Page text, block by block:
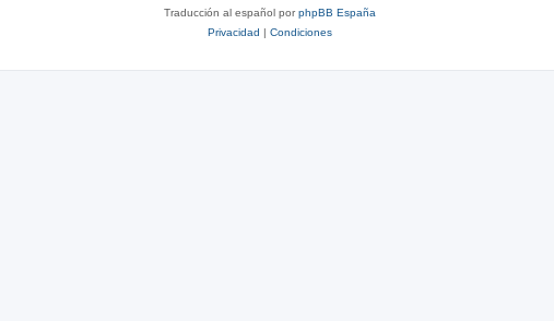
Traducción al español porphpBB España
Privacidad | Condiciones